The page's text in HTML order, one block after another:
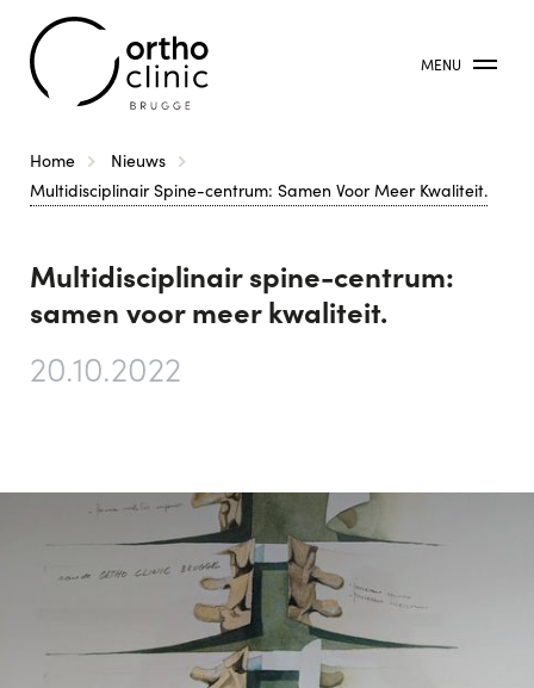
MENU
Kruimelpad
Home
Nieuws
Multidisciplinair Spine-centrum: Samen Voor Meer Kwaliteit.
Multidisciplinair spine-centrum:
samen voor meer kwaliteit.
20.10.2022